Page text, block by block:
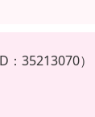
35213070）